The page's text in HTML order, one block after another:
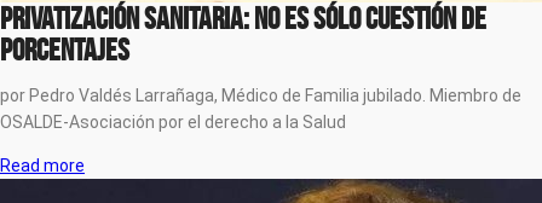
Privatización Sanitaria: no es sólo cuestión de
porcentajes
por Pedro Valdés Larrañaga, Médico de Familia jubilado. Miembro de
OSALDE-Asociación por el derecho a la Salud
Read more